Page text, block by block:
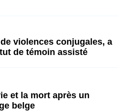
violences conjugales, a
de témoin assisté
et la mort après un
belge